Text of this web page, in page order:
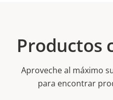
Productos
Aproveche al máximo
para encontrar